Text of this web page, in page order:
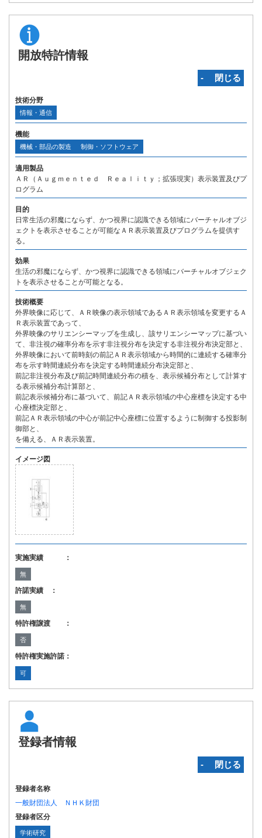
開放特許情報
‐ 閉じる
技術分野
情報・通信
機能
機械・部品の製造 制御・ソフトウェア
適用製品
ＡＲ（Ａｕｇｍｅｎｔｅｄ Ｒｅａｌｉｔｙ；拡張現実）表示装置及びプ
ログラム
目的
日常生活の邪魔にならず、かつ視界に認識できる領域にバーチャルオブジ
ェクトを表示させることが可能なＡＲ表示装置及びプログラムを提供す
る。
効果
生活の邪魔にならず、かつ視界に認識できる領域にバーチャルオブジェク
トを表示させることが可能となる。
技術概要
外界映像に応じて、ＡＲ映像の表示領域であるＡＲ表示領域を変更するＡ
Ｒ表示装置であって、
外界映像のサリエンシーマップを生成し、該サリエンシーマップに基づい
て、非注視の確率分布を示す非注視分布を決定する非注視分布決定部と、
外界映像において前時刻の前記ＡＲ表示領域から時間的に連続する確率分
布を示す時間連続分布を決定する時間連続分布決定部と、
前記非注視分布及び前記時間連続分布の積を、表示候補分布として計算す
る表示候補分布計算部と、
前記表示候補分布に基づいて、前記ＡＲ表示領域の中心座標を決定する中
心座標決定部と、
前記ＡＲ表示領域の中心が前記中心座標に位置するように制御する投影制
御部と、
を備える、ＡＲ表示装置。
イメージ図
実施実績 ：
無
許諾実績 ：
無
特許権譲渡 ：
否
特許権実施許諾：
可
登録者情報
‐ 閉じる
登録者名称
一般財団法人 ＮＨＫ財団
登録者区分
学術研究